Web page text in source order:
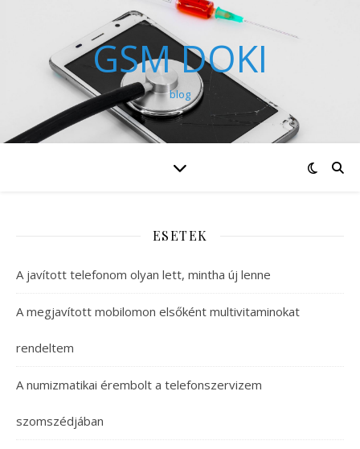
GSM DOKI
blog
ESETEK
A javított telefonom olyan lett, mintha új lenne
A megjavított mobilomon elsőként multivitaminokat
rendeltem
A numizmatikai érembolt a telefonszervizem
szomszédjában